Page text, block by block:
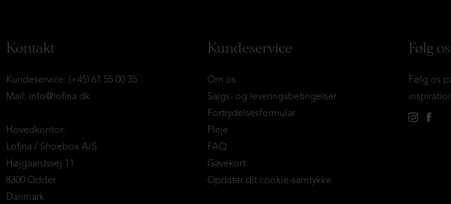
Kontakt
Kundeservice: (+45) 61 55 00 35
Mail: info@lofina.dk
Hovedkontor:
Lofina / Shoebox A/S
Højgaardsvej 11
8300 Odder
Danmark
Kundeservice
Om os
Salgs- og leveringsbetingelser
Fortrydelsesformular
Pleje
FAQ
Gavekort
Opdater dit cookie-samtykke
Følg os
Følg os